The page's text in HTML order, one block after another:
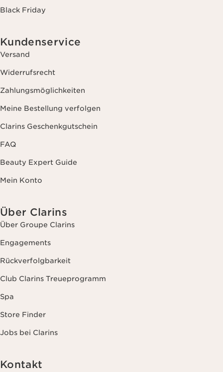
Black Friday
Kundenservice
Versand
Widerrufsrecht
Zahlungsmöglichkeiten
Meine Bestellung verfolgen
Clarins Geschenkgutschein
FAQ
Beauty Expert Guide
Mein Konto
Über Clarins
Über Groupe Clarins
Engagements
Rückverfolgbarkeit
Club Clarins Treueprogramm
Spa
Store Finder
Jobs bei Clarins
Kontakt